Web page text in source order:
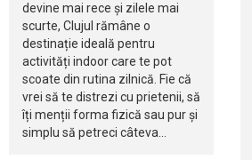
devine mai rece și zilele mai
scurte, Clujul rămâne o
destinație ideală pentru
activități indoor care te pot
scoate din rutina zilnică. Fie că
vrei să te distrezi cu prietenii, să
îți menții forma fizică sau pur și
simplu să petreci câteva…